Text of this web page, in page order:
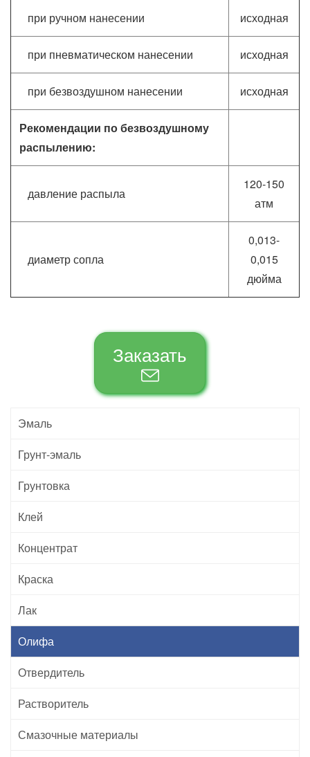
при ручном нанесении исходная
при пневматическом нанесении исходная
при безвоздушном нанесении исходная
Рекомендации по безвоздушному
распылению:
давление распыла
120-150
атм
диаметр сопла
0,013-
0,015
дюйма
Заказать
Эмаль
Грунт-эмаль
Грунтовка
Клей
Концентрат
Краска
Лак
Олифа
Отвердитель
Растворитель
Смазочные материалы